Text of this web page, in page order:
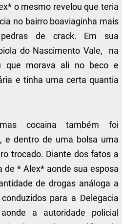
o mesmo revelou que teria
no bairro boaviaginha mais
de crack. Em sua
do Nascimento Vale, na
que morava ali no beco e
e tinha uma certa quantia
cocaina também foi
e dentro de uma bolsa uma
trocado. Diante dos fatos a
de * Alex* aonde sua esposa
de drogas análoga a
para a Delegacia
a autoridade policial